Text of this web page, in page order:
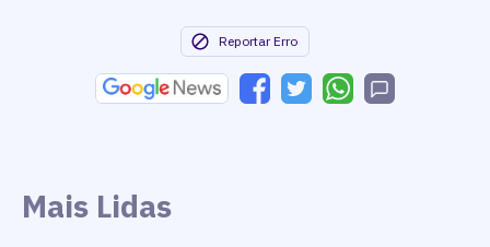
Reportar Erro
Mais Lidas